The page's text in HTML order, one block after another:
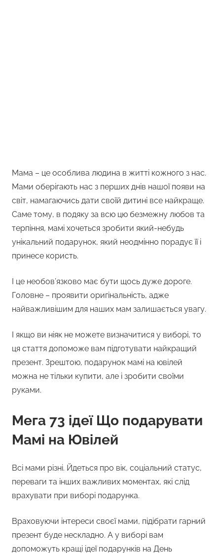
Мама – це особлива людина в житті кожного з нас.
Мами оберігають нас з перших днів нашої появи на
світ, намагаючись дати своїй дитині все найкраще.
Саме тому, в подяку за всю цю безмежну любов та
терпіння, мамі хочеться зробити який-небудь
унікальний подарунок, який неодмінно порадує її і
принесе користь.
І це необов’язково має бути щось дуже дороге.
Головне – проявити оригінальність, адже
найважливішим для наших мам залишається увагу.
І якщо ви ніяк не можете визначитися у виборі, то
ця стаття допоможе вам підготувати найкращий
презент. Зрештою, подарунок мамі на ювілей
можна не тільки купити, але і зробити своїми
руками.
Мега 73 ідеї Що подарувати
Мамі на Ювілей
Всі мами різні. Йдеться про вік, соціальний статус,
переваги та інших важливих моментах, які слід
врахувати при виборі подарунка.
Враховуючи інтереси своєї мами, підібрати гарний
презент буде нескладно. А у виборі вам
допоможуть кращі ідеї подарунків на День